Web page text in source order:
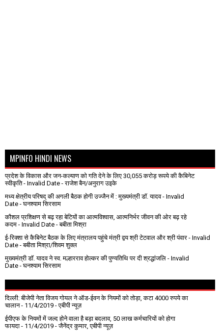
MPINFO HINDI NEWS
प्रदेश के विकास और जन-कल्याण को गति देने के लिए 30,055 करोड़ रूपये की कैबिनेट
स्वीकृति- Invalid Date - राजेश बैन/अनुराग उइके
मध्य क्षेत्रीय परिषद् की अगली बैठक होगी उज्जैन में : मुख्यमंत्री डॉ. यादव- Invalid
Date - घनश्याम सिरसाम
कौशल प्रशिक्षण से बढ़ रहा बेटियों का आत्मविश्वास, आत्मनिर्भर जीवन की ओर बढ़ रहे
कदम - Invalid Date - बबीता मिश्रा
ई-रिक्शा से कैबिनेट बैठक के लिए मंत्रालय पहुंचे मंत्री द्वय श्री टेटवाल और श्री पंवार - Invalid
Date - बबीता मिश्रा/शिवम शुक्ल
मुख्यमंत्री डॉ. यादव ने स्व. मल्हारराव होल्कर की पुण्यतिथि पर दी श्रद्धांजलि - Invalid
Date - घनश्याम सिरसाम
दिल्ली: बीजेपी नेता विजय गोयल ने ऑड-ईवन के नियमों को तोड़ा, कटा 4000 रुपये का
चालान- 11/4/2019 - एबीपी न्यूज़
ईपीएफ के नियमों में जल्द होने वाला है बड़ा बदलाव, 50 लाख कर्मचारियों को होगा
फायदा - 11/4/2019 - जैनेंद्र कुमार, एबीपी न्यूज़